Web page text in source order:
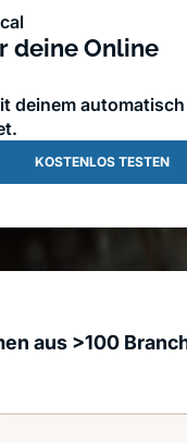
deine Online
deinem automatisch
KOSTENLOS TESTEN
aus >100